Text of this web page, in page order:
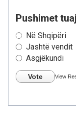
Pushimet
Në Shqipëri
Jashtë vendit
Asgjëkundi
Vote View